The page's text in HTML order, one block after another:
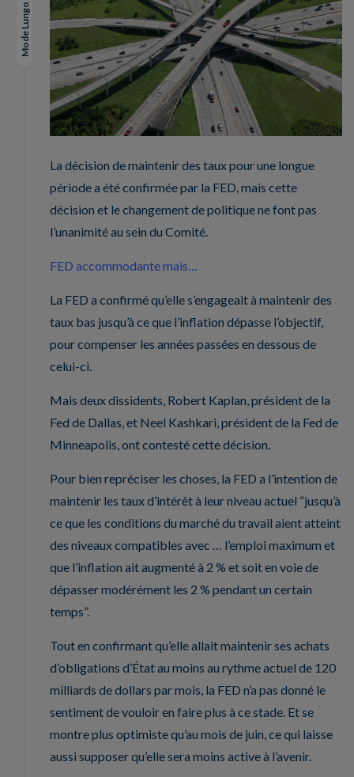
Mode Lungo
La décision de maintenir des taux pour une longue
période a été confirmée par la FED, mais cette
décision et le changement de politique ne font pas
l’unanimité au sein du Comité.
FED accommodante mais…
La FED a confirmé qu’elle s’engageait à maintenir des
taux bas jusqu’à ce que l’inflation dépasse l’objectif,
pour compenser les années passées en dessous de
celui-ci.
Mais deux dissidents, Robert Kaplan, président de la
Fed de Dallas, et Neel Kashkari, président de la Fed de
Minneapolis, ont contesté cette décision.
Pour bien repréciser les choses, la FED a l’intention de
maintenir les taux d’intérêt à leur niveau actuel “jusqu’à
ce que les conditions du marché du travail aient atteint
des niveaux compatibles avec … l’emploi maximum et
que l’inflation ait augmenté à 2 % et soit en voie de
dépasser modérément les 2 % pendant un certain
temps”.
Tout en confirmant qu’elle allait maintenir ses achats
d’obligations d’État au moins au rythme actuel de 120
milliards de dollars par mois, la FED n’a pas donné le
sentiment de vouloir en faire plus à ce stade. Et se
montre plus optimiste qu’au mois de juin, ce qui laisse
aussi supposer qu’elle sera moins active à l’avenir.